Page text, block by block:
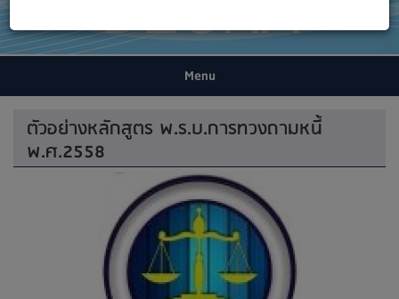
Menu
ตัวอย่างหลักสูตร พ.ร.บ.การทวงถามหนี้
พ.ศ.2558